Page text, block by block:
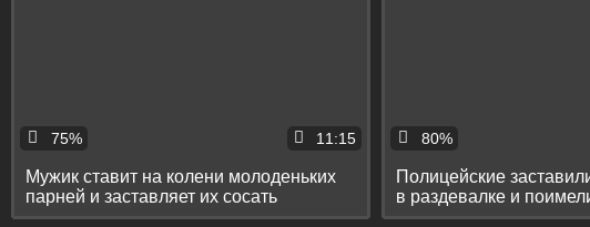
75% 11:15
Мужик ставит на колени молоденьких
парней и заставляет их сосать
80%
Полицейские
в раздевалке и
скамейке